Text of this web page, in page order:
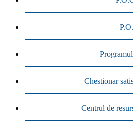
Chestionar
Centrul de